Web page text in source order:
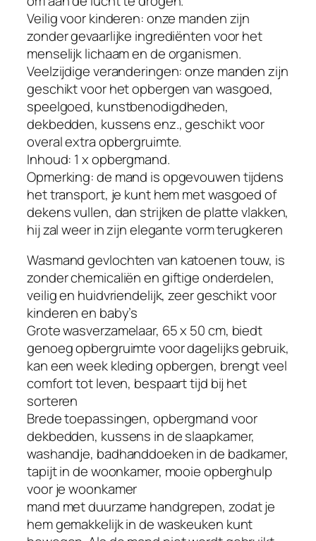
r
,
k
a
t
o
e
n
e
n
t
o
u
m
a
n
d
,
v
o
o
r
h
e
t
o
p
b
e
Veilig voor kinderen: onze manden zijn
zonder gevaarlijke ingrediënten voor het
menselijk lichaam en de organismen.
Veelzijdige veranderingen: onze manden zijn
geschikt voor het opbergen van wasgoed,
speelgoed, kunstbenodigdheden,
dekbedden, kussens enz., geschikt voor
overal extra opbergruimte.
Inhoud: 1 x opbergmand.
Opmerking: de mand is opgevouwen tijdens
het transport, je kunt hem met wasgoed of
dekens vullen, dan strijken de platte vlakken,
hij zal weer in zijn elegante vorm terugkeren
Wasmand gevlochten van katoenen touw, is
zonder chemicaliën en giftige onderdelen,
veilig en huidvriendelijk, zeer geschikt voor
kinderen en baby’s
Grote wasverzamelaar, 65 x 50 cm, biedt
genoeg opbergruimte voor dagelijks gebruik,
kan een week kleding opbergen, brengt veel
comfort tot leven, bespaart tijd bij het
sorteren
Brede toepassingen, opbergmand voor
dekbedden, kussens in de slaapkamer,
washandje, badhanddoeken in de badkamer,
tapijt in de woonkamer, mooie opberghulp
voor je woonkamer
mand met duurzame handgrepen, zodat je
hem gemakkelijk in de waskeuken kunt